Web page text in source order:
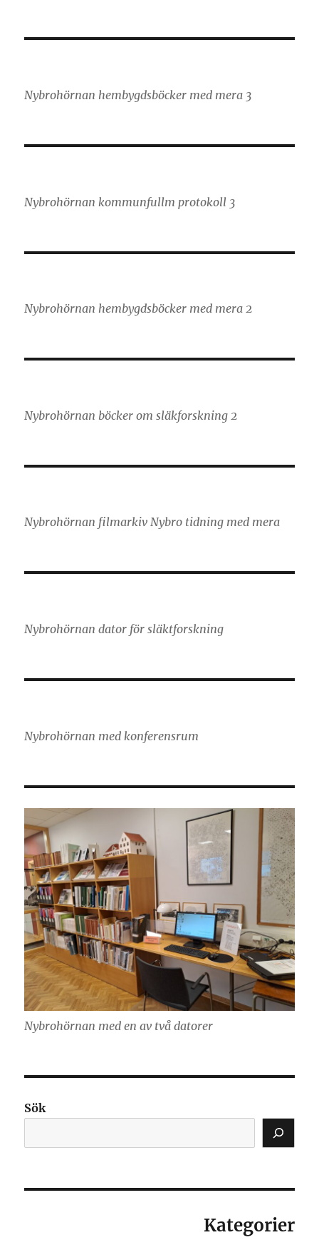
Nybrohörnan hembygdsböcker med mera 3
Nybrohörnan kommunfullm protokoll 3
Nybrohörnan hembygdsböcker med mera 2
Nybrohörnan böcker om släkforskning 2
Nybrohörnan filmarkiv Nybro tidning med mera
Nybrohörnan dator för släktforskning
Nybrohörnan med konferensrum
Nybrohörnan med en av två datorer
Sök
Kategorier